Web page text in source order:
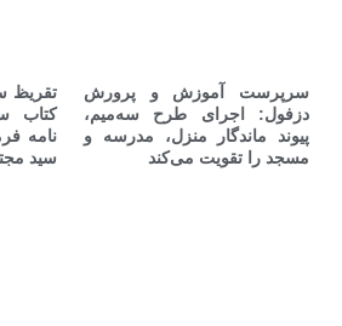
سرپرست آموزش و پرورش
دزفول: اجرای طرح سه‌میم،
پیوند ماندگار منزل، مدرسه و
مسجد را تقویت می‌کند
تقریظ
کتاب
نامه
سید